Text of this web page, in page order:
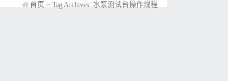
首页 > Tag Archives: 水泵测试台操作规程